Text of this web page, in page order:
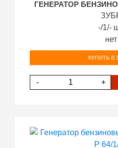
ГЕНЕРАТОР
-/1/-
нет
КУПИТЬ В
- +